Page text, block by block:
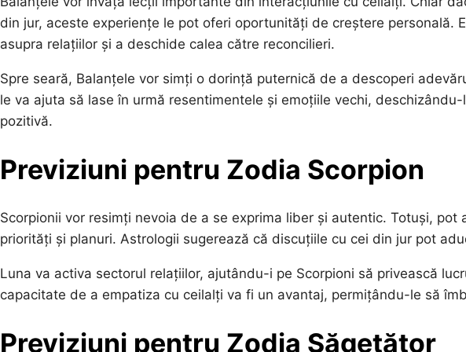
din jur, aceste experiențe le pot oferi oportunități de creștere personală.
asupra relațiilor și a deschide calea către reconcilieri.
Spre seară, Balanțele vor simți o dorință puternică de a descoperi
le va ajuta să lase în urmă resentimentele și emoțiile vechi,
pozitivă.
Previziuni pentru Zodia Scorpion
Scorpionii vor resimți nevoia de a se exprima liber și autentic. Totuși,
priorități și planuri. Astrologii sugerează că discuțiile cu cei din jur pot
Luna va activa sectorul relațiilor, ajutându-i pe Scorpioni să privească
capacitate de a empatiza cu ceilalți va fi un avantaj, permițându-le să
Previziuni pentru Zodia Săgetător